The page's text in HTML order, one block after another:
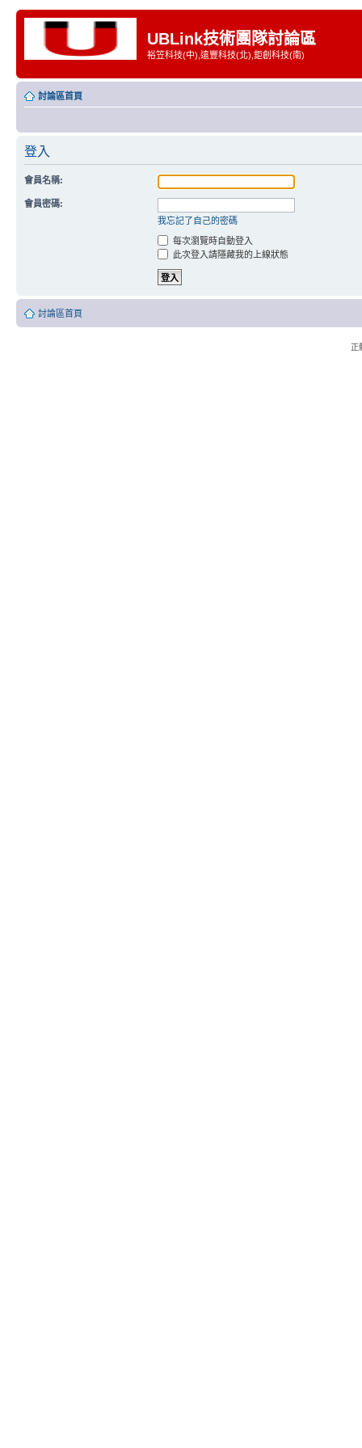
UBLink技術團隊討論區
裕笠科技(中),遠豐科技(北),鉅創科技(南)
討論區首頁
登入
會員名稱:
會員密碼:
我忘記了自己的密碼
每次瀏覽時自動登入
此次登入請隱藏我的上線狀態
討論區首頁
正